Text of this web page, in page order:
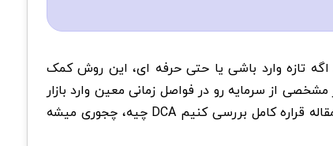
اگه تازه وارد باشی یا حتی حرفه ای، این روش کمک
از سرمایه‌ رو در فواصل زمانی معین وارد بازار
میکنی. این کار باعث میشه نوسانات شدید قیمت کمتر به حسابت آسیب بزنه و ریسک سرمایه گذاری کاهش پیدا کنه. تو این مقاله قراره کامل بررسی کنیم DCA چیه، چجوری میشه